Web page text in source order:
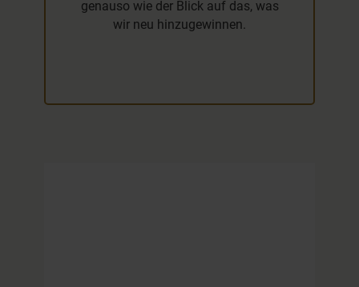
genauso wie der Blick auf das, was
wir neu hinzugewinnen.